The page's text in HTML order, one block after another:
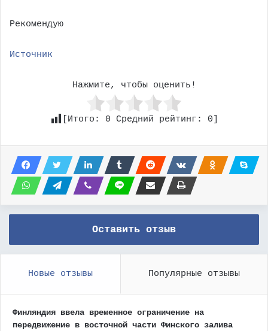
Рекомендую
Источник
Нажмите, чтобы оценить!
[Итого: 0 Средний рейтинг: 0
Оставить отзыв
Новые отзывы Популярные отзывы
Финляндия ввела временное ограничение на
передвижение в восточной части Финского залива